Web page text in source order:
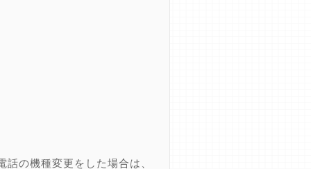
の機種変更をした場合は、